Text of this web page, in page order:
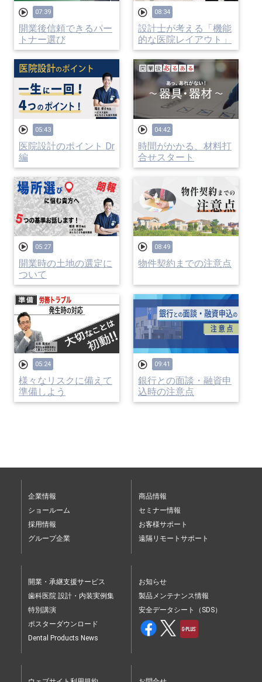
07:39
開業後信頼できるパー
トナー選び
08:34
設計士が考える「機能
的な医院レイアウト」
05:43
医院設計のポイント Dr
編
04:42
時間がかかる、材料打
合せスタート
05:27
開業時の土地の選定に
ついて
08:49
物件契約までの注意点
05:24
様々なリスクに備えて
準備しよう
09:41
銀行との面談・融資申
込時の注意点
企業情報
ショールーム
採用情報
グループ企業
商品情報
セミナー情報
お客様サポート
遠隔リモートサポート
開業・承継支援サービス
歯科医院 設計・内装実例集
特別講演
ポスターダウンロード
Dental Products News
お知らせ
製品メンテナンス情報
安全データシート（SDS）